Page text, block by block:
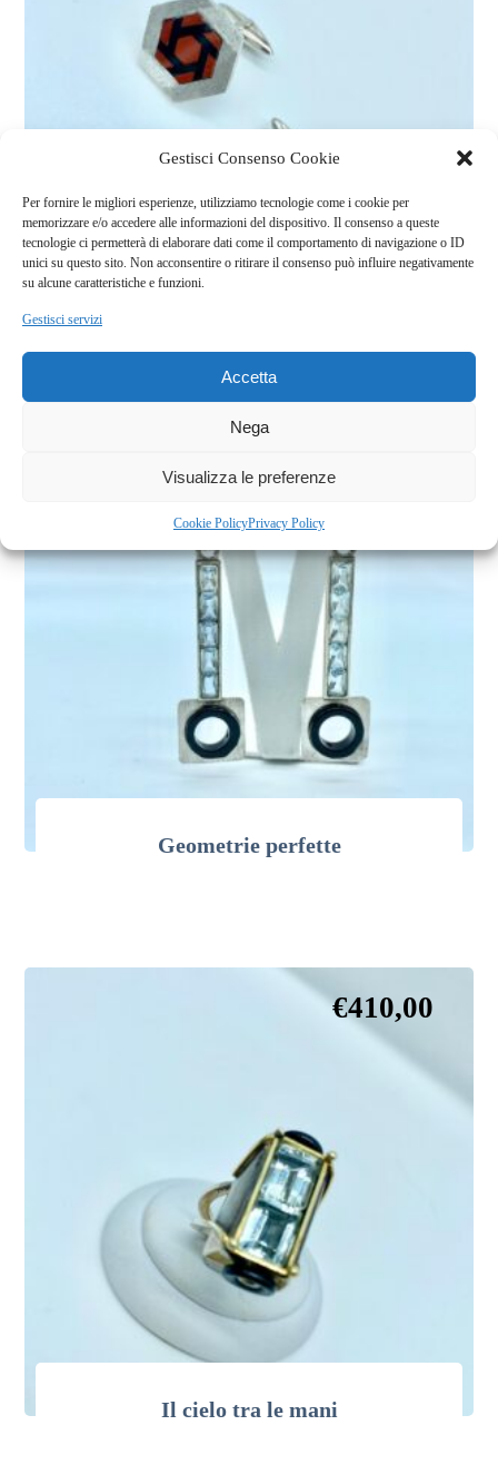
Gestisci Consenso Cookie
Per fornire le migliori esperienze, utilizziamo tecnologie come i cookie per
memorizzare e/o accedere alle informazioni del dispositivo. Il consenso a queste
tecnologie ci permetterà di elaborare dati come il comportamento di navigazione o ID
unici su questo sito. Non acconsentire o ritirare il consenso può influire negativamente
su alcune caratteristiche e funzioni.
Gestisci servizi
Accetta
Nega
Visualizza le preferenze
Cookie PolicyPrivacy Policy
Gemelli esagonali
Geometrie perfette
Il cielo tra le mani
€410,00